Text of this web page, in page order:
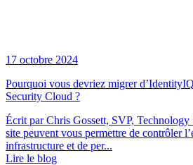
17 octobre 2024
Pourquoi vous devriez migrer
Security Cloud ?
Écrit par Chris Gossett, SVP, Technology
site peuvent vous permettre de contrôler
infrastructure et de per...
Lire le blog